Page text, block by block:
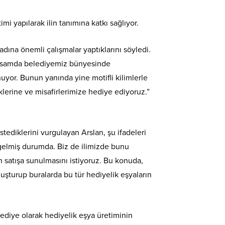
yapılarak ilin tanımına katkı sağlıyor.
önemli çalışmalar yaptıklarını söyledi.
belediyemiz bünyesinde
Bunun yanında yine motifli kilimlerle
ve misafirlerimize hediye ediyoruz.”
vurgulayan Arslan, şu ifadeleri
durumda. Biz de ilimizde bunu
sunulmasını istiyoruz. Bu konuda,
buralarda bu tür hediyelik eşyaların
olarak hediyelik eşya üretiminin